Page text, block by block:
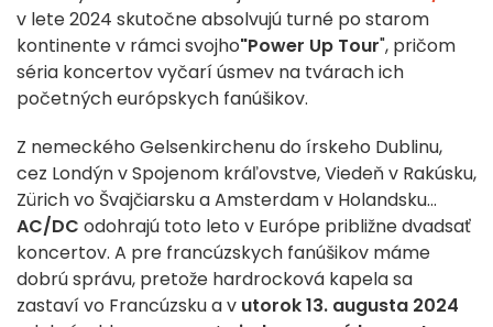
v lete 2024 skutočne absolvujú turné po starom
kontinente v rámci svojho"Power Up Tour", pričom
séria koncertov vyčarí úsmev na tvárach ich
početných európskych fanúšikov.
Z nemeckého Gelsenkirchenu do írskeho Dublinu,
cez Londýn v Spojenom kráľovstve, Viedeň v Rakúsku,
Zürich vo Švajčiarsku a Amsterdam v Holandsku...
AC/DC odohrajú toto leto v Európe približne dvadsať
koncertov. A pre francúzskych fanúšikov máme
dobrú správu, pretože hardrocková kapela sa
zastaví vo Francúzsku a v utorok 13. augusta 2024